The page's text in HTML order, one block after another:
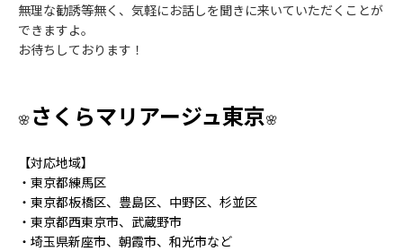
無理な勧誘等無く、気軽にお話しを聞きに来いていただくことが
できますよ。
お待ちしております！
🌸 さくらマリアージュ東京🌸
【対応地域】
・東京都練馬区
・東京都板橋区、豊島区、中野区、杉並区
・東京都西東京市、武蔵野市
・埼玉県新座市、朝霞市、和光市など